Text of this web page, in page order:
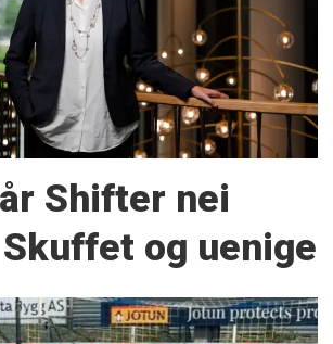
Shifter nei
og uenige